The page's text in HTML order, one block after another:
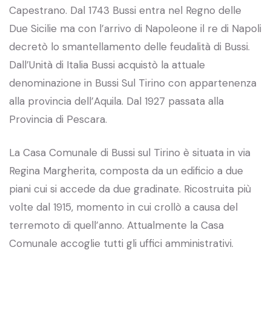
Capestrano. Dal 1743 Bussi entra nel Regno delle
Due Sicilie ma con l’arrivo di Napoleone il re di Napoli
decretò lo smantellamento delle feudalità di Bussi.
Dall’Unità di Italia Bussi acquistò la attuale
denominazione in Bussi Sul Tirino con appartenenza
alla provincia dell’Aquila. Dal 1927 passata alla
Provincia di Pescara.
La Casa Comunale di Bussi sul Tirino è situata in via
Regina Margherita, composta da un edificio a due
piani cui si accede da due gradinate. Ricostruita più
volte dal 1915, momento in cui crollò a causa del
terremoto di quell’anno. Attualmente la Casa
Comunale accoglie tutti gli uffici amministrativi.